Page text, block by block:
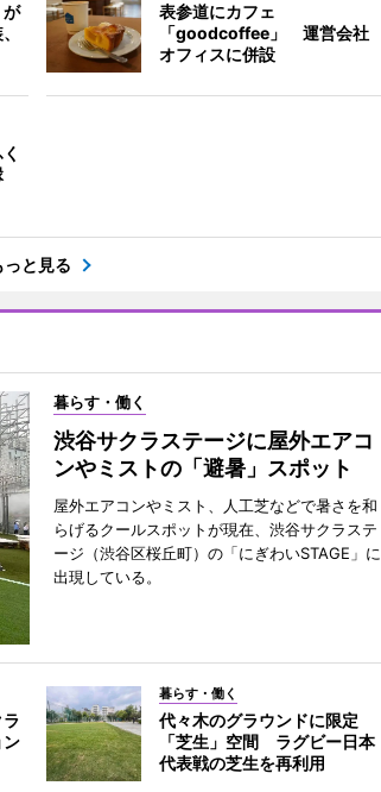
表参道にカフェ
「goodcoffee」 運営会社
オフィスに併設
っと見る
暮らす・働く
渋谷サクラステージに屋外エアコ
ンやミストの「避暑」スポット
屋外エアコンやミスト、人工芝などで暑さを和
らげるクールスポットが現在、渋谷サクラステ
ージ（渋谷区桜丘町）の「にぎわいSTAGE」に
出現している。
暮らす・働く
代々木のグラウンドに限定
「芝生」空間 ラグビー日本
代表戦の芝生を再利用